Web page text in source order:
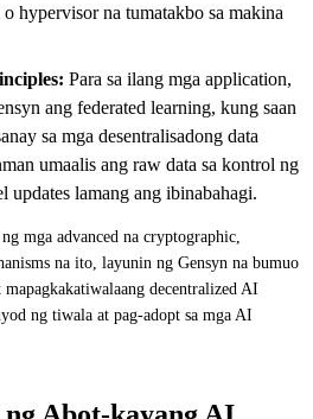
hypervisor na tumatakbo sa makina
Para sa ilang mga application,
ang federated learning, kung saan
sa mga desentralisadong data
umaalis ang raw data sa kontrol ng
updates lamang ang ibinabahagi.
mga advanced na cryptographic,
na ito, layunin ng Gensyn na bumuo
mapagkakatiwalaang decentralized AI
ng tiwala at pag-adopt sa mga AI